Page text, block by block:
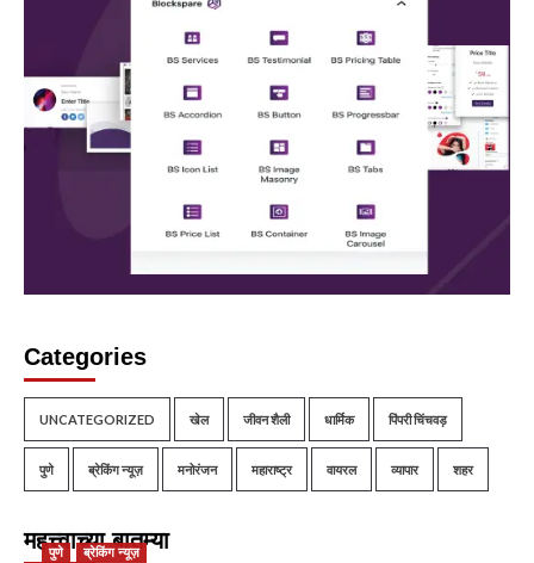
Categories
UNCATEGORIZED खेल जीवन शैली धार्मिक पिंपरी चिंचवड़
पुणे ब्रेकिंग न्यूज़ मनोरंजन महाराष्ट्र वायरल व्यापार शहर
महत्त्वाच्या बातम्या
पुणे ब्रेकिंग न्यूज़